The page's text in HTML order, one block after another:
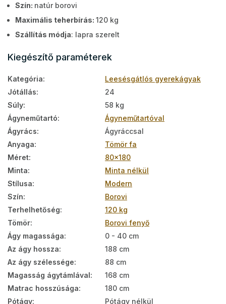
Szín: natúr borovi
Maximális teherbírás: 120 kg
Szállítás módja: lapra szerelt
Kiegészítő paraméterek
Kategória:
Leesésgátlós gyerekágyak
Jótállás:
24
Súly:
58 kg
Ágyneműtartó:
Ágyneműtartóval
Ágyrács:
Ágyráccsal
Anyaga:
Tömör fa
Méret:
80x180
Minta:
Minta nélkül
Stílusa:
Modern
Szín:
Borovi
Terhelhetőség:
120 kg
Tömör:
Borovi fenyő
Ágy magassága:
0 - 40 cm
Az ágy hossza:
188 cm
Az ágy szélessége:
88 cm
Magasság ágytámlával:
168 cm
Matrac hosszúsága:
180 cm
Pótágy: Pótágy nélkül